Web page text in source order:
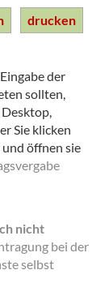
drucken
der
sollten,
Sie klicken
öffnen sie
nicht
bei der
selbst